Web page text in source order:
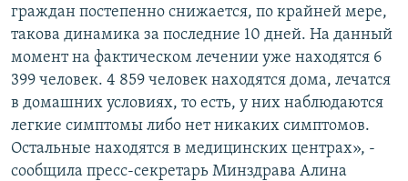
граждан постепенно снижается, по крайней мере,
такова динамика за последние 10 дней. На данный
момент на фактическом лечении уже находятся 6
399 человек. 4 859 человек находятся дома, лечатся
в домашних условиях, то есть, у них наблюдаются
легкие симптомы либо нет никаких симптомов.
Остальные находятся в медицинских центрах», -
сообщила пресс-секретарь Минздрава Алина